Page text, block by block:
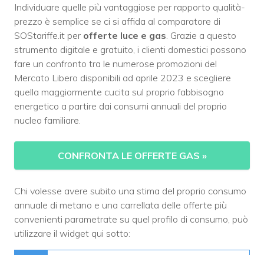
Individuare quelle più vantaggiose per rapporto qualità-
prezzo è semplice se ci si affida al comparatore di
SOStariffe.it per offerte luce e gas . Grazie a questo
strumento digitale e gratuito, i clienti domestici possono
fare un confronto tra le numerose promozioni del
Mercato Libero disponibili ad aprile 2023 e scegliere
quella maggiormente cucita sul proprio fabbisogno
energetico a partire dai consumi annuali del proprio
nucleo familiare.
CONFRONTA LE OFFERTE GAS »
Chi volesse avere subito una stima del proprio consumo
annuale di metano e una carrellata delle offerte più
convenienti parametrate su quel profilo di consumo, può
utilizzare il widget qui sotto: